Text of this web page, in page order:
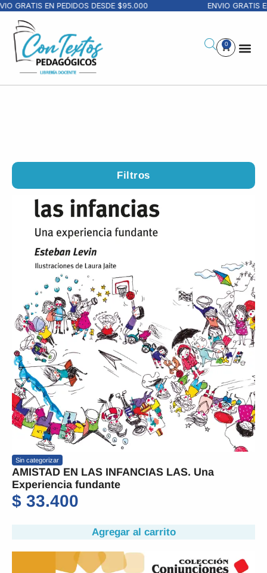
EN PEDIDOS DESDE $95.000 ENVIO GRATIS EN
0
Filtros
Sin categorizar
AMISTAD EN LAS INFANCIAS LAS. Una
Experiencia fundante
$ 33.400
Agregar al carrito